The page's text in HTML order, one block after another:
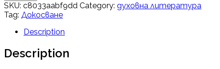
SKU: c8033aabf9dd Category: духовна литература
Tag: Докосване
Description
Description